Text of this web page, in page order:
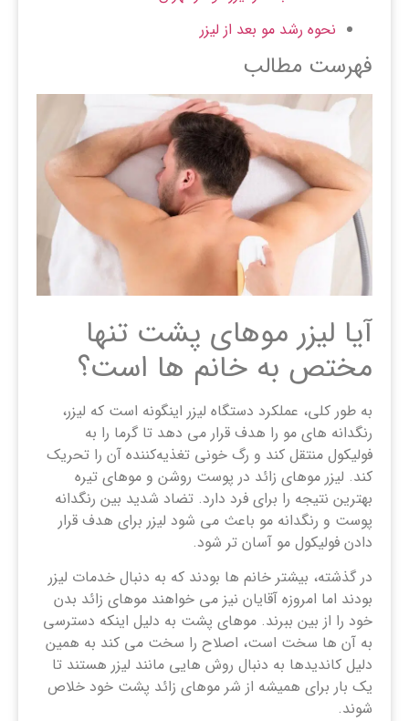
نحوه رشد مو بعد از لیزر
فهرست مطالب
آیا لیزر موهای پشت تنها
مختص به خانم‌ ها است؟
به طور کلی، عملکرد دستگاه لیزر اینگونه است که لیزر،
رنگدانه ‌های مو را هدف قرار می ‌دهد تا گرما را به
فولیکول منتقل کند و رگ خونی تغذیه‌کننده آن را تحریک
کند. لیزر موهای زائد در پوست روشن و موهای تیره
بهترین نتیجه را برای فرد دارد. تضاد شدید بین رنگدانه
پوست و رنگدانه مو باعث می شود لیزر برای هدف قرار
دادن فولیکول مو آسان تر شود.
در گذشته، بیشتر خانم ها بودند که به دنبال خدمات لیزر
بودند اما امروزه آقایان نیز می خواهند موهای زائد بدن
خود را از بین ببرند. موهای پشت به دلیل اینکه دسترسی
به آن ها سخت است، اصلاح را سخت می کند به همین
دلیل کاندیدها به دنبال روش هایی مانند لیزر هستند تا
یک بار برای همیشه از شر موهای زائد پشت خود خلاص
شوند.